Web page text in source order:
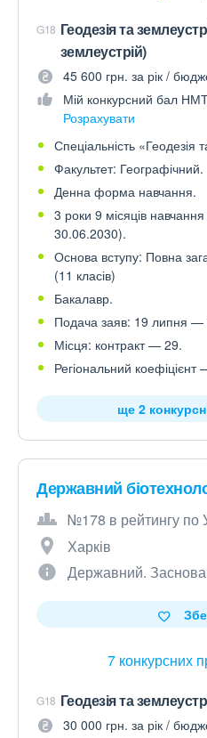
G18 Геодезія та
землеустрій)
45 600 грн. за рік /
Мій конкурсний бал
Розрахувати
Спеціальність «Геодезія
Факультет: Географічний.
Денна форма навчання.
3 роки 9 місяців
30.06.2030).
Основа вступу: Повна
(11 класів)
Бакалавр.
Подача заяв: 19 липня —
Місця: контракт — 29.
Регіональний коефіцієнт
ще 2
Державний
№178 в рейтингу по
Харків
Державний.
7 конкурсних
G18 Геодезія та
30 000 грн. за рік /